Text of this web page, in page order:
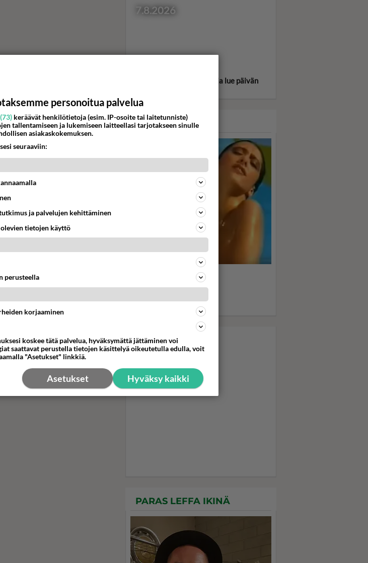
7.8.2026
Valitse oma tähtimerkkisi ja lue päivän
KASARI
Boys, boys, boys... Sabrina
pikkubikineissään - Uima-
PARAS LEFFA IKINÄ
personoitua palvelua
keräävät henkilötietoja (esim. IP-osoite tai laitetunniste)
tallentamiseen ja lukemiseen laitteellasi tarjotakseen sinulle
asiakaskokemuksen.
seuraaviin:
ja palvelujen kehittäminen
tietojen käyttö
perusteella
korjaaminen
koskee tätä palvelua, hyväksymättä jättäminen voi
saattavat perustella tietojen käsittelyä oikeutetulla edulla, voit
"Asetukset" linkkiä.
Hyväksy kaikki
Asetukset